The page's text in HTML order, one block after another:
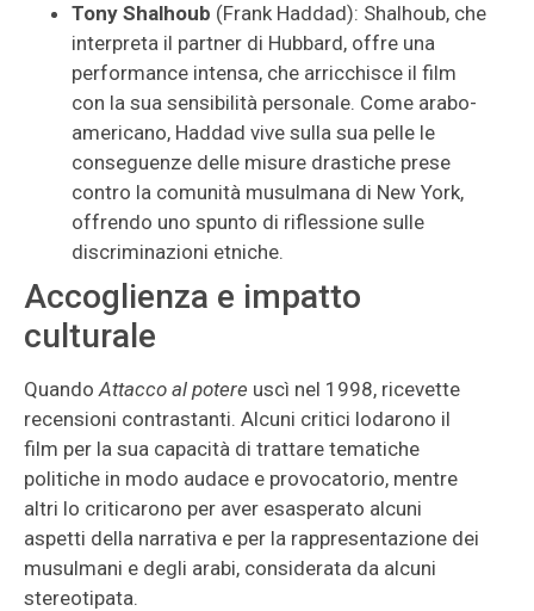
Tony Shalhoub (Frank Haddad): Shalhoub, che
interpreta il partner di Hubbard, offre una
performance intensa, che arricchisce il film
con la sua sensibilità personale. Come arabo-
americano, Haddad vive sulla sua pelle le
conseguenze delle misure drastiche prese
contro la comunità musulmana di New York,
offrendo uno spunto di riflessione sulle
discriminazioni etniche.
Accoglienza e impatto
culturale
QuandoAttacco al potere uscì nel 1998, ricevette
recensioni contrastanti. Alcuni critici lodarono il
film per la sua capacità di trattare tematiche
politiche in modo audace e provocatorio, mentre
altri lo criticarono per aver esasperato alcuni
aspetti della narrativa e per la rappresentazione dei
musulmani e degli arabi, considerata da alcuni
stereotipata.